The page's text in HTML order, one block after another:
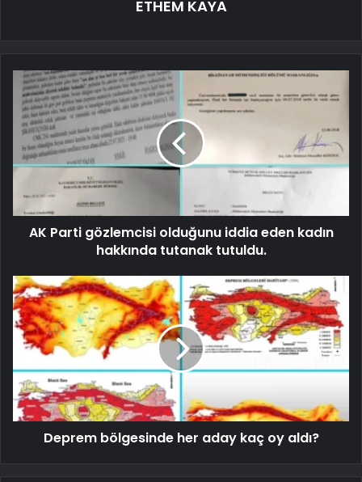
ETHEM KAYA
AK Parti gözlemcisi olduğunu iddia eden kadın
hakkında tutanak tutuldu.
Deprem bölgesinde her aday kaç oy aldı?